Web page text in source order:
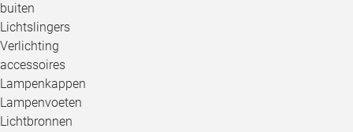
buiten
Lichtslingers
Verlichting
accessoires
Lampenkappen
Lampenvoeten
Lichtbronnen